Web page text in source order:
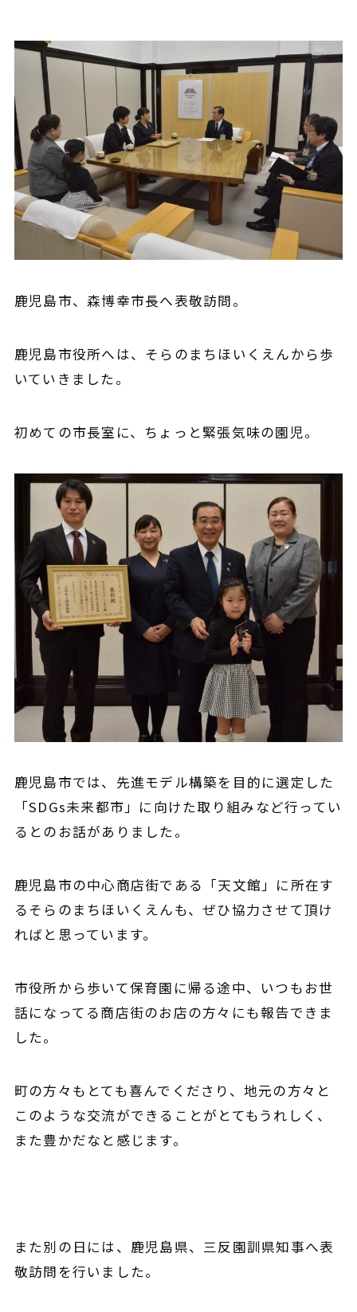
鹿児島市、森博幸市長へ表敬訪問。
鹿児島市役所へは、そらのまちほいくえんから歩
いていきました。
初めての市長室に、ちょっと緊張気味の園児。
鹿児島市では、先進モデル構築を目的に選定した
「SDGs未来都市」に向けた取り組みなど行ってい
るとのお話がありました。
鹿児島市の中心商店街である「天文館」に所在す
るそらのまちほいくえんも、ぜひ協力させて頂け
ればと思っています。
市役所から歩いて保育園に帰る途中、いつもお世
話になってる商店街のお店の方々にも報告できま
した。
町の方々もとても喜んでくださり、地元の方々と
このような交流ができることがとてもうれしく、
また豊かだなと感じます。
また別の日には、鹿児島県、 三反園訓県知事へ表
敬訪問を行いました。